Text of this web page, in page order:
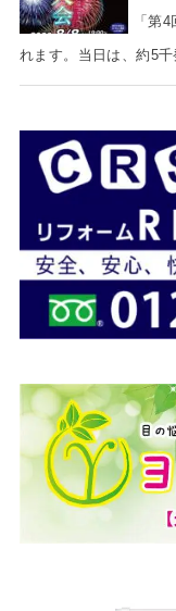
「第
れます。当日は、約5